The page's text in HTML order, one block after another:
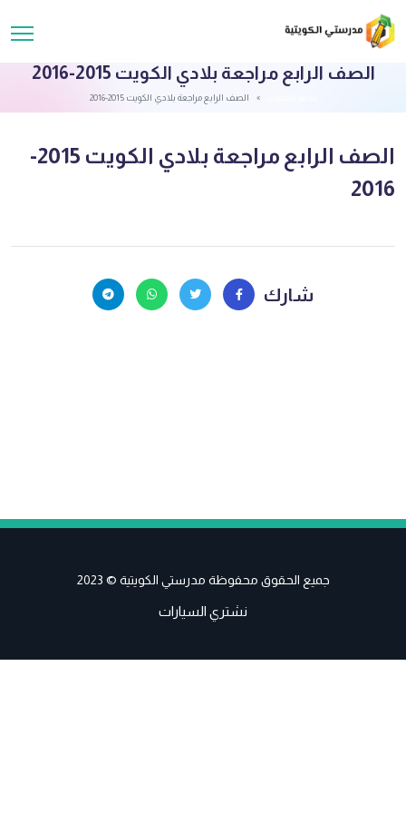
الصف الرابع مراجعة بلادي الكويت 2015-2016
الصف الرابع مراجعة بلادي الكويت 2015-2016
الصف الرابع مراجعة بلادي الكويت 2015-
2016
شارك
جميع الحقوق محفوظة مدرستي الكويتية © 2023
نشتري السيارات